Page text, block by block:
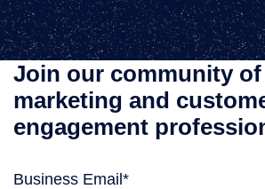
Join our community of
marketing and
engagement
Business Email*